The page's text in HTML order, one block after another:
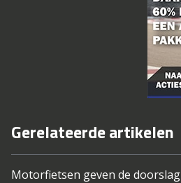
Gerelateerde artikelen
Motorfietsen geven de doorslag